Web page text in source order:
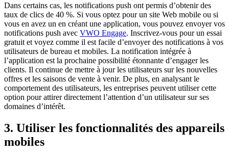
Dans certains cas, les notifications push ont permis d’obtenir des
taux de clics de 40 %. Si vous optez pour un site Web mobile ou si
vous en avez un en créant une application, vous pouvez envoyer vos
notifications push avec VWO Engage. Inscrivez-vous pour un essai
gratuit et voyez comme il est facile d’envoyer des notifications à vos
utilisateurs de bureau et mobiles. La notification intégrée à
l’application est la prochaine possibilité étonnante d’engager les
clients. Il continue de mettre à jour les utilisateurs sur les nouvelles
offres et les saisons de vente à venir. De plus, en analysant le
comportement des utilisateurs, les entreprises peuvent utiliser cette
option pour attirer directement l’attention d’un utilisateur sur ses
domaines d’intérêt.
3. Utiliser les fonctionnalités des appareils
mobiles